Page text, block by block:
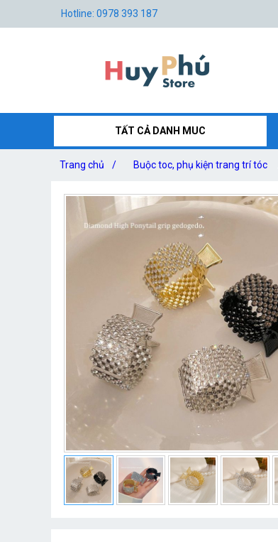
Hotline: 0978 393 187
TẤT CẢ DANH MUC
Trang chủ / Buộc toc, phụ kiện trang trí tóc